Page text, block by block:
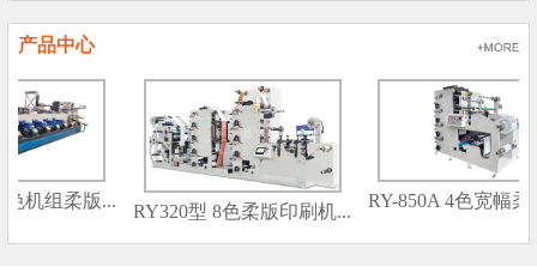
产品中心
机组柔版...
RY320型 8色柔版印刷机...
RY-850A 4色宽幅柔